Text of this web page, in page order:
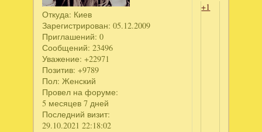
Откуда: Киев
Зарегистрирован: 05.12.2009
Приглашений: 0
Сообщений: 23496
Уважение: +22971
Позитив: +9789
Пол: Женский
Провел на форуме:
5 месяцев 7 дней
Последний визит:
29.10.2021 22:18:02
+1